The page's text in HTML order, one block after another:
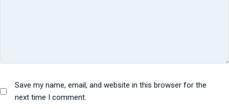
Save my name, email, and website in this browser for the
next time I comment.